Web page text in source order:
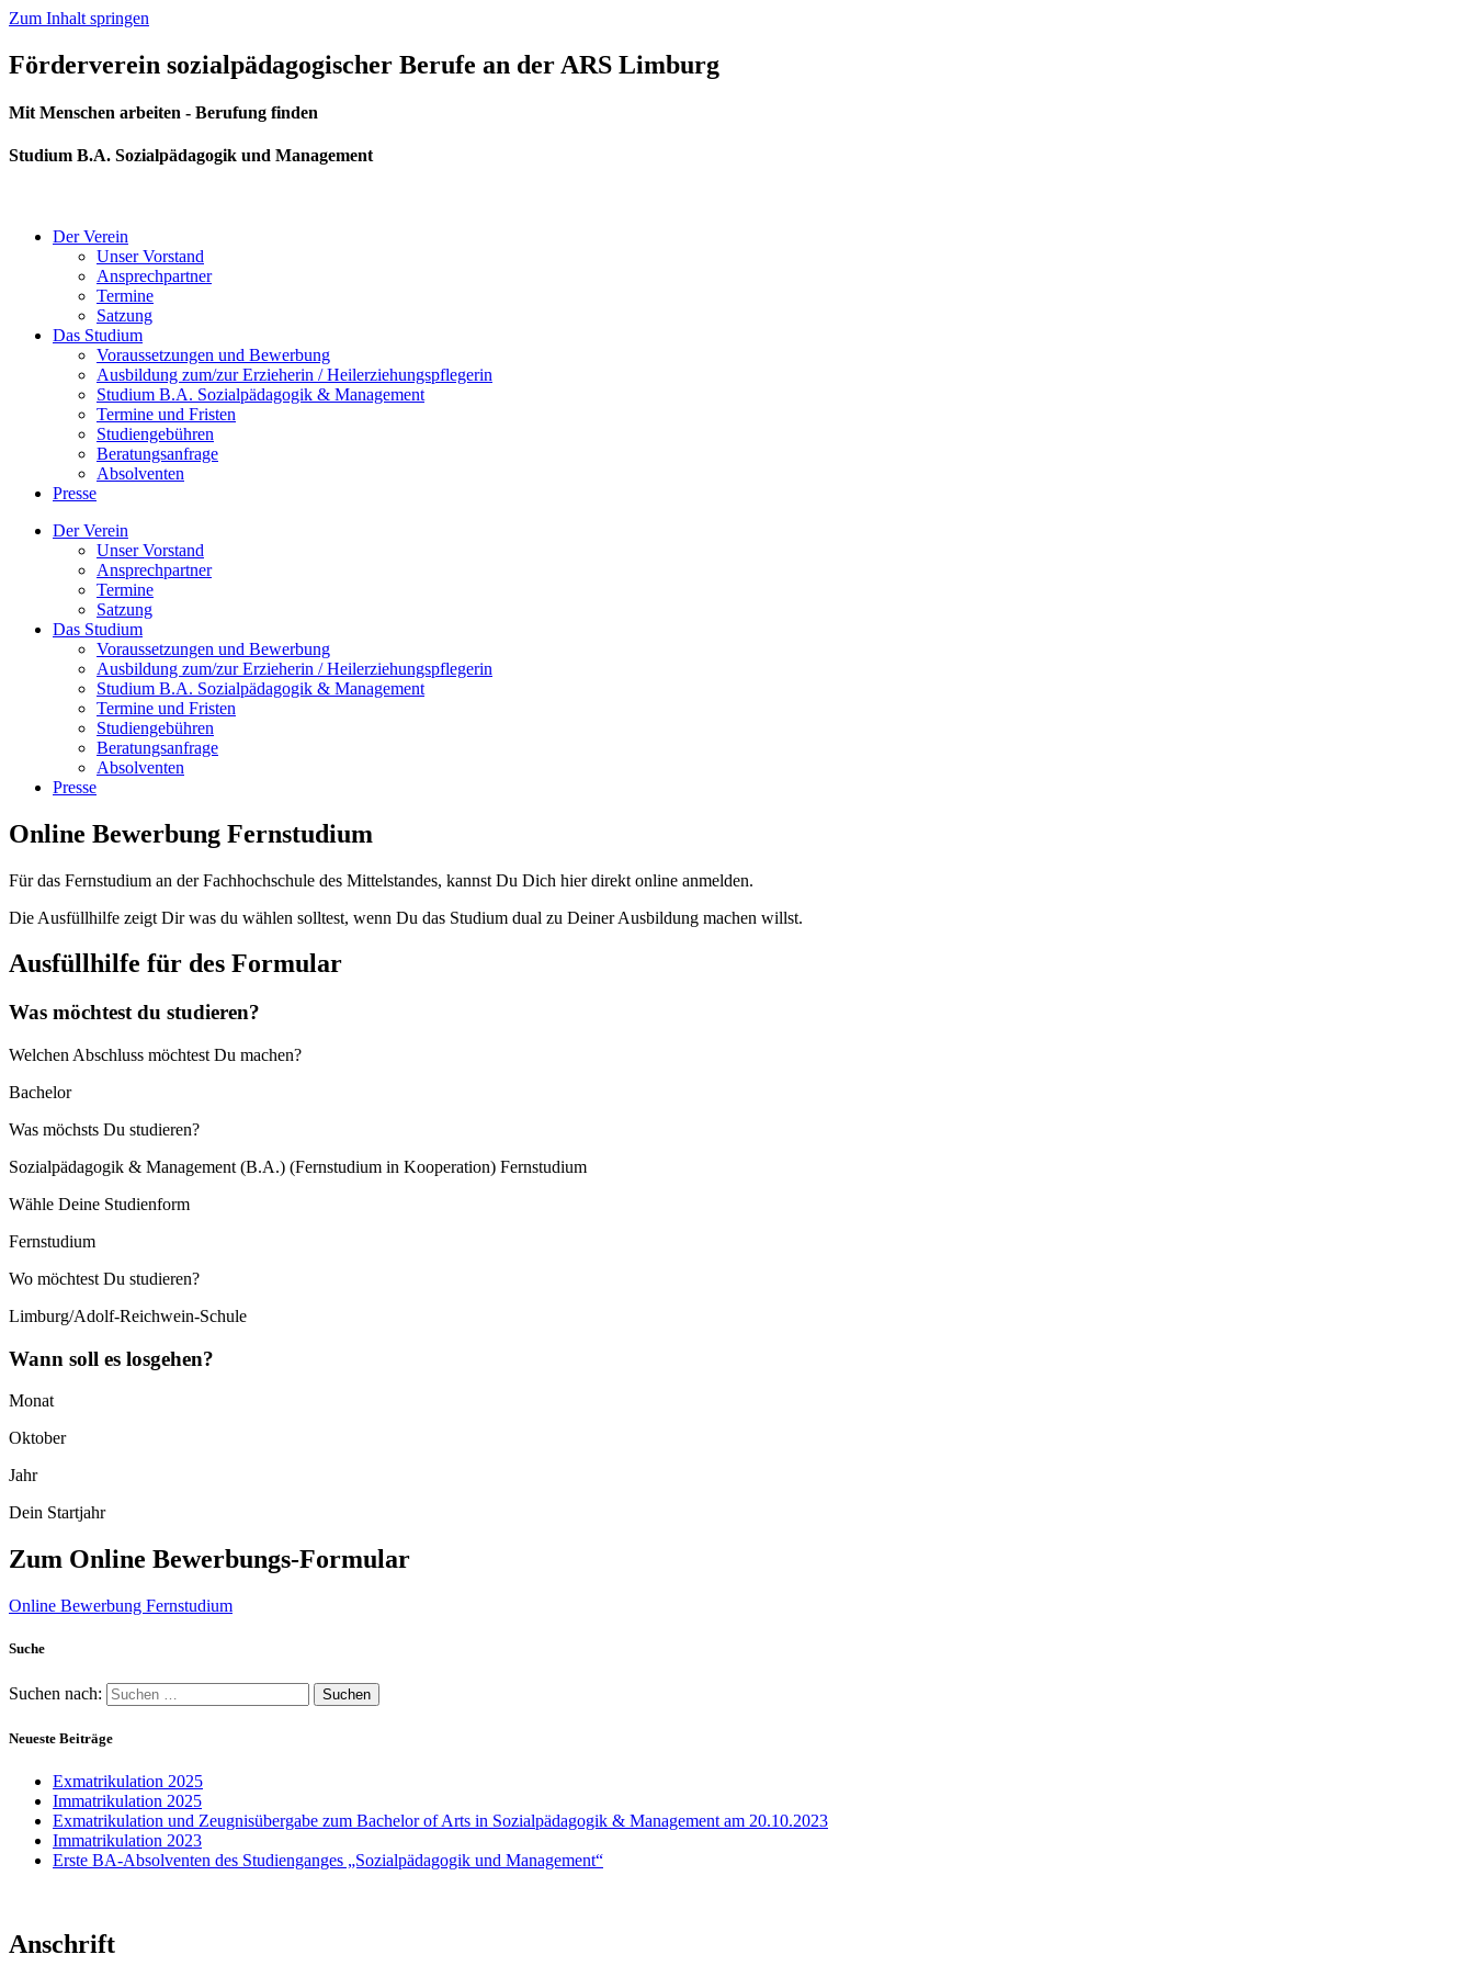
Zum Inhalt springen
Förderverein sozialpädagogischer Berufe an der ARS Limburg
Mit Menschen arbeiten - Berufung finden
Studium B.A. Sozialpädagogik und Management
Der Verein
Unser Vorstand
Ansprechpartner
Termine
Satzung
Das Studium
Voraussetzungen und Bewerbung
Ausbildung zum/zur Erzieherin / Heilerziehungspflegerin
Studium B.A. Sozialpädagogik & Management
Termine und Fristen
Studiengebühren
Beratungsanfrage
Absolventen
Presse
Der Verein
Unser Vorstand
Ansprechpartner
Termine
Satzung
Das Studium
Voraussetzungen und Bewerbung
Ausbildung zum/zur Erzieherin / Heilerziehungspflegerin
Studium B.A. Sozialpädagogik & Management
Termine und Fristen
Studiengebühren
Beratungsanfrage
Absolventen
Presse
Online Bewerbung Fernstudium
Für das Fernstudium an der Fachhochschule des Mittelstandes, kannst Du Dich hier direkt online anmelden.
Die Ausfüllhilfe zeigt Dir was du wählen solltest, wenn Du das Studium dual zu Deiner Ausbildung machen willst.
Ausfüllhilfe für des Formular
Was möchtest du studieren?
Welchen Abschluss möchtest Du machen?
Bachelor
Was möchsts Du studieren?
Sozialpädagogik & Management (B.A.) (Fernstudium in Kooperation) Fernstudium
Wähle Deine Studienform
Fernstudium
Wo möchtest Du studieren?
Limburg/Adolf-Reichwein-Schule
Wann soll es losgehen?
Monat
Oktober
Jahr
Dein Startjahr
Zum Online Bewerbungs-Formular
Online Bewerbung Fernstudium
Suche
Suchen nach:
Neueste Beiträge
Exmatrikulation 2025
Immatrikulation 2025
Exmatrikulation und Zeugnisübergabe zum Bachelor of Arts in Sozialpädagogik & Management am 20.10.2023
Immatrikulation 2023
Erste BA-Absolventen des Studienganges „Sozialpädagogik und Management“
Anschrift